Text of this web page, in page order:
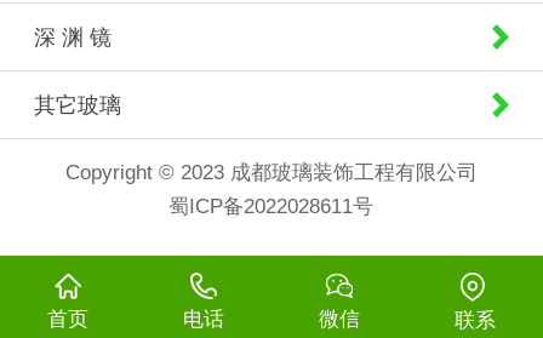
深 渊 镜
其它玻璃
Copyright © 2023 成都玻璃装饰工程有限公司
蜀ICP备2022028611号
首页 电话 微信 联系